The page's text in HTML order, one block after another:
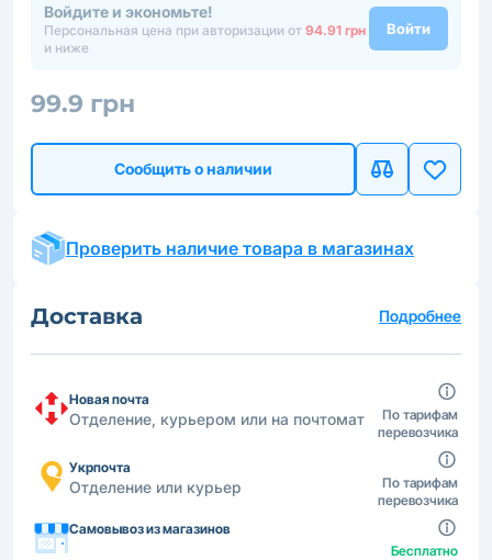
Войдите и экономьте!
Персональная цена при авторизации от 94.91 грн
и ниже
Войти
99.9 грн
Сообщить о наличии
Проверить наличие товара в магазинах
Доставка Подробнее
Новая почта
Отделение, курьером или на почтомат
По тарифам
перевозчика
Укрпочта
Отделение или курьер
По тарифам
перевозчика
Самовывоз из магазинов
Бесплатно